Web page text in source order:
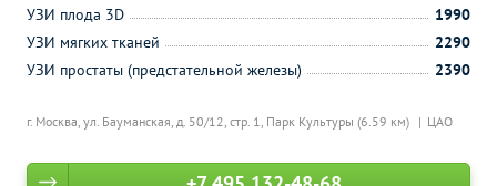
г. Москва, ул. Бауманская, д. 50/12, стр. 1, Парк Культуры (6.59 км) ЦАО
УЗИ плода 3D
1990
УЗИ мягких тканей
2290
УЗИ простаты (предстательной железы)
2390